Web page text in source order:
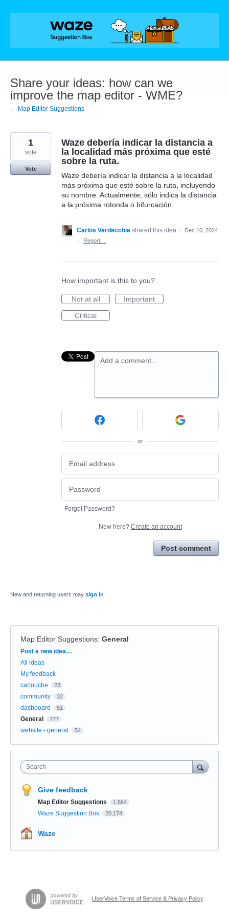
Skip
Share your ideas: how can we
improve the map editor - WME?
← Map Editor Suggestions
Waze debería indicar la distancia a
la localidad más próxima que esté
sobre la ruta.
Waze debería indicar la distancia a la localidad
más próxima que esté sobre la ruta, incluyendo
su nombre. Actualmente, sólo indica la distancia
a la próxima rotonda o bifurcación.
1
vote
Vote
Carlos Verdecchia shared this idea ·
Dec 10, 2024
·
Report…
How important is this to you?
Not at all
Important
Critical
Add a comment…
or
Forgot Password?
New here? Create an account
Post comment
New and returning users may sign in
Map Editor Suggestions: General
Categories
Post a new idea…
All ideas
My feedback
cartouche
23
community 32
dashboard 51
General 777
website - general 54
Search
Give feedback
Map Editor Suggestions 1,664
Waze Suggestion Box 20,174
Waze
UserVoice Terms of Service & Privacy Policy